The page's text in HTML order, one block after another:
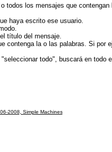
los mensajes que
haya escrito ese usuario.
título del mensaje.
contenga la o las palabras. Si por
todo", buscará en todo
2008, Simple Machines